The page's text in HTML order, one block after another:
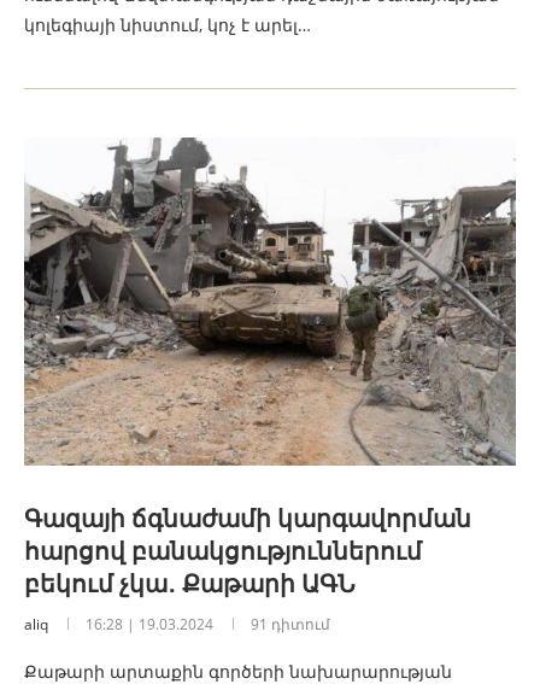
կոլեգիայի նիստում, կոչ է արել…
Գազայի ճգնաժամի կարգավորման
հարցով բանակցություններում
բեկում չկա․ Քաթարի ԱԳՆ
aliq 16:28 | 19.03.2024 91 դիտում
Քաթարի արտաքին գործերի նախարարության